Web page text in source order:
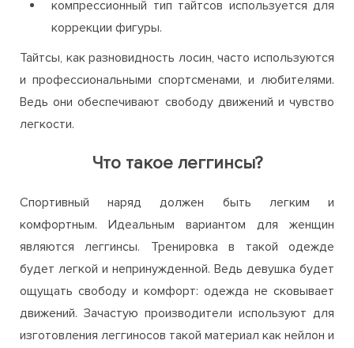
компрессионный тип тайтсов используется для
коррекции фигуры.
Тайтсы, как разновидность лосин, часто используются
и профессиональными спортсменами, и любителями.
Ведь они обеспечивают свободу движений и чувство
легкости.
Что такое леггинсы?
Спортивный наряд должен быть легким и
комфортным. Идеальным вариантом для женщин
являются леггинсы. Тренировка в такой одежде
будет легкой и непринужденной. Ведь девушка будет
ощущать свободу и комфорт: одежда не сковывает
движений. Зачастую производители используют для
изготовления леггиносов такой материал как нейлон и